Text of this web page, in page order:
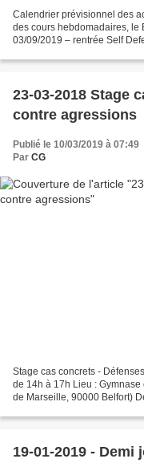
Calendrier prévisionnel des
des cours hebdomadaires, le
03/09/2019 – rentrée Self
23-03-2018 Stage
contre agressions
Publié le 10/03/2019 à 07:49
Par CG
Stage cas concrets -
de 14h à 17h Lieu :
de Marseille, 90000 Belfort)
19-01-2019 - Demi